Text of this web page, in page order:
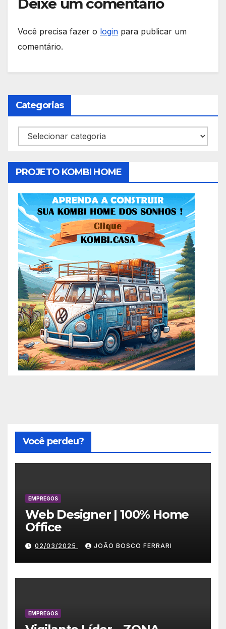
Deixe um comentário
Você precisa fazer o login para publicar um
comentário.
Categorias
Categorias
PROJETO KOMBI HOME
Você perdeu?
EMPREGOS
Web Designer | 100% Home
Office
02/03/2025 JOÃO BOSCO FERRARI
EMPREGOS